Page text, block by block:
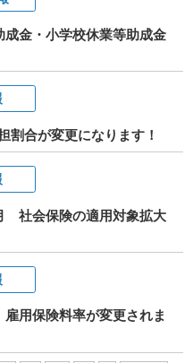
金・小学校休業等助成金
割合が変更になります！
社会保険の適用対象拡大
用保険料率が変更されま